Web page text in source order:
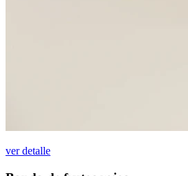
ver detalle